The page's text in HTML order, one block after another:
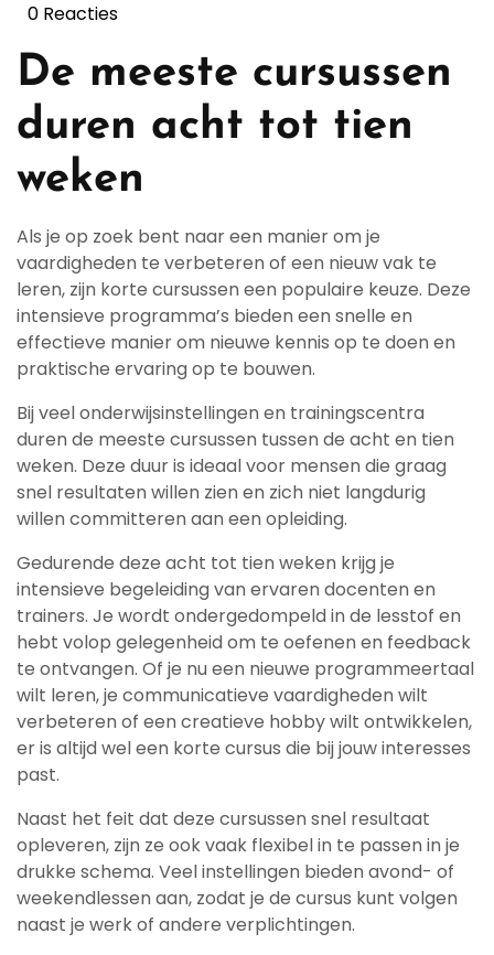
0 Reacties
De meeste cursussen
duren acht tot tien
weken
Als je op zoek bent naar een manier om je
vaardigheden te verbeteren of een nieuw vak te
leren, zijn korte cursussen een populaire keuze. Deze
intensieve programma’s bieden een snelle en
effectieve manier om nieuwe kennis op te doen en
praktische ervaring op te bouwen.
Bij veel onderwijsinstellingen en trainingscentra
duren de meeste cursussen tussen de acht en tien
weken. Deze duur is ideaal voor mensen die graag
snel resultaten willen zien en zich niet langdurig
willen committeren aan een opleiding.
Gedurende deze acht tot tien weken krijg je
intensieve begeleiding van ervaren docenten en
trainers. Je wordt ondergedompeld in de lesstof en
hebt volop gelegenheid om te oefenen en feedback
te ontvangen. Of je nu een nieuwe programmeertaal
wilt leren, je communicatieve vaardigheden wilt
verbeteren of een creatieve hobby wilt ontwikkelen,
er is altijd wel een korte cursus die bij jouw interesses
past.
Naast het feit dat deze cursussen snel resultaat
opleveren, zijn ze ook vaak flexibel in te passen in je
drukke schema. Veel instellingen bieden avond- of
weekendlessen aan, zodat je de cursus kunt volgen
naast je werk of andere verplichtingen.